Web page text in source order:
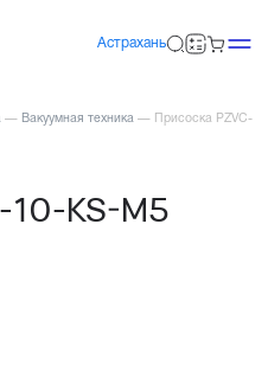
Астрахань
— Вакуумная техника — Присоска PZVC-
10-KS-M5